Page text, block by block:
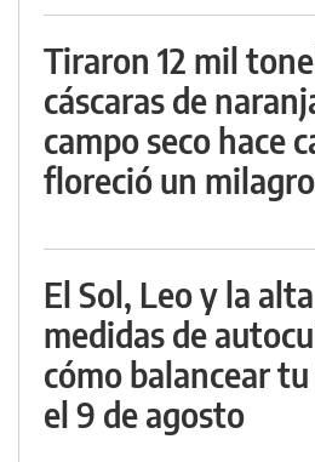
Tiraron 12 mil
cáscaras de
campo seco hace
floreció un milagro
El Sol, Leo y la
medidas de
cómo balancear
el 9 de agosto